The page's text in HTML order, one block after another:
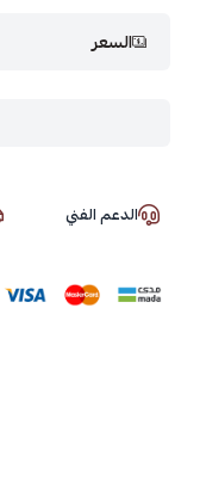
السعر
الدعم الفني